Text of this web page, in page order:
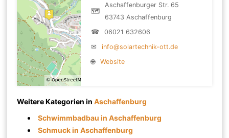
🗺
Aschaffenburger Str. 65
63743 Aschaffenburg
☎
06021 632606
✉
info@solartechnik-ott.de
🌐
Website
Weitere Kategorien inAschaffenburg
Schwimmbadbau in Aschaffenburg
Schmuck in Aschaffenburg